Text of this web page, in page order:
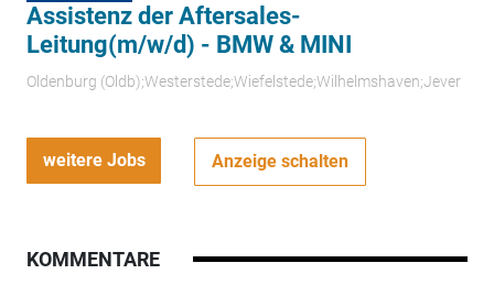
Assistenz der Aftersales-
Leitung(m/w/d) - BMW & MINI
Oldenburg (Oldb);Westerstede;Wiefelstede;Wilhelmshaven;Jever
weitere Jobs Anzeige schalten
KOMMENTARE